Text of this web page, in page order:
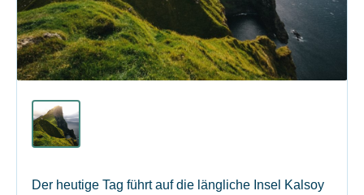
Der heutige Tag führt auf die längliche Insel Kalsoy